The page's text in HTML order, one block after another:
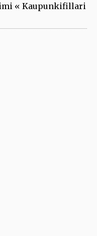
« Kaupunkifillari